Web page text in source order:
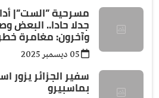
مسرحية ”الست”|
جدلا حادا.. البعض
وآخرون: مغامرة
سفير الجزائر
بماسبيرو